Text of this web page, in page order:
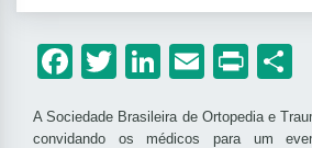
Facebook
Twitter
LinkedIn
Email
Print
A Sociedade Brasileira de Ortopedia e
convidando os médicos para um